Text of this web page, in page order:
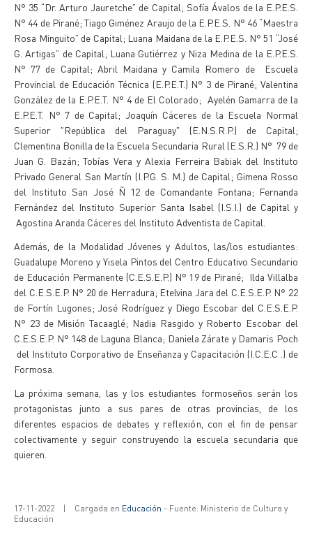
N° 35 “Dr. Arturo Jauretche” de Capital; Sofía Ávalos de la E.P.E.S.
N° 44 de Pirané; Tiago Giménez Araujo de la E.P.E.S. N° 46 “Maestra
Rosa Minguito” de Capital; Luana Maidana de la E.P.E.S. N° 51 “José
G. Artigas” de Capital; Luana Gutiérrez y Niza Medina de la E.P.E.S.
N° 77 de Capital; Abril Maidana y Camila Romero de Escuela
Provincial de Educación Técnica (E.P.E.T.) N° 3 de Pirané; Valentina
González de la E.P.E.T. N° 4 de El Colorado; Ayelén Gamarra de la
E.P.E.T. N° 7 de Capital; Joaquín Cáceres de la Escuela Normal
Superior "República del Paraguay" (E.N.S.R.P.) de Capital;
Clementina Bonilla de la Escuela Secundaria Rural (E.S.R.) N° 79 de
Juan G. Bazán; Tobías Vera y Alexia Ferreira Babiak del Instituto
Privado General San Martín (I.P.G. S. M.) de Capital; Gimena Rosso
del Instituto San José Ñ 12 de Comandante Fontana; Fernanda
Fernández del Instituto Superior Santa Isabel (I.S.I.) de Capital y
Agostina Aranda Cáceres del Instituto Adventista de Capital.
Además, de la Modalidad Jóvenes y Adultos, las/los estudiantes:
Guadalupe Moreno y Yisela Pintos del Centro Educativo Secundario
de Educación Permanente (C.E.S.E.P.) N° 19 de Pirané; Ilda Villalba
del C.E.S.E.P. N° 20 de Herradura; Etelvina Jara del C.E.S.E.P. N° 22
de Fortín Lugones; José Rodríguez y Diego Escobar del C.E.S.E.P.
N° 23 de Misión Tacaaglé; Nadia Rasgido y Roberto Escobar del
C.E.S.E.P. N° 148 de Laguna Blanca; Daniela Zárate y Damaris Poch
del Instituto Corporativo de Enseñanza y Capacitación (I.C.E.C .) de
Formosa.
La próxima semana, las y los estudiantes formoseños serán los
protagonistas junto a sus pares de otras provincias, de los
diferentes espacios de debates y reflexión, con el fin de pensar
colectivamente y seguir construyendo la escuela secundaria que
quieren.
17-11-2022 | Cargada en Educación - Fuente: Ministerio de Cultura y
Educación